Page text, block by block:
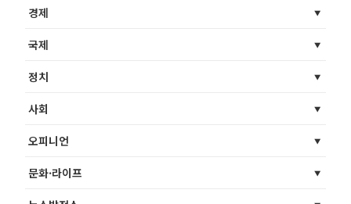
경제
국제
정치
사회
오피니언
문화·라이프